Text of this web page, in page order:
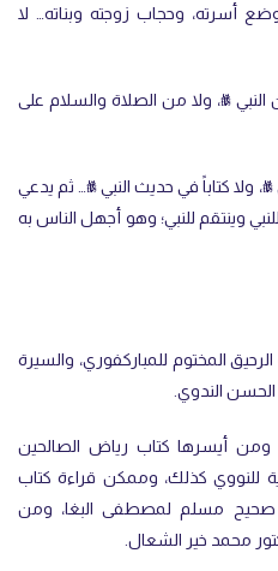
أسرته، وحجاب زوجته وبناته… لا
ﷺ، ولا من الصلاة والسلام على
ﷺ، ولا كتاباً في حديث النبي ﷺ… ثم يدعي
وينتقم للنبي؛ وهو أجهل الناس به
المختوم للمباركفوري، والسيرة
الحسن الندوي.
ومن أيسرها كتاب رياض الصالحين
للنووي كذلك، وممكن قراءة كتاب
صحيح مسلم لمصطفى البغا، ومن
محمد خير الشعال.